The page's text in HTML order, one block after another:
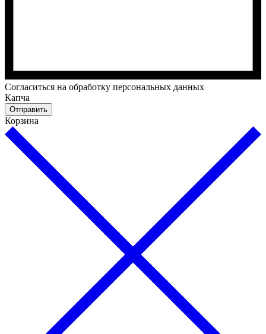
Cогласиться на обработку персональных данных
Капча
Отправить
Корзина